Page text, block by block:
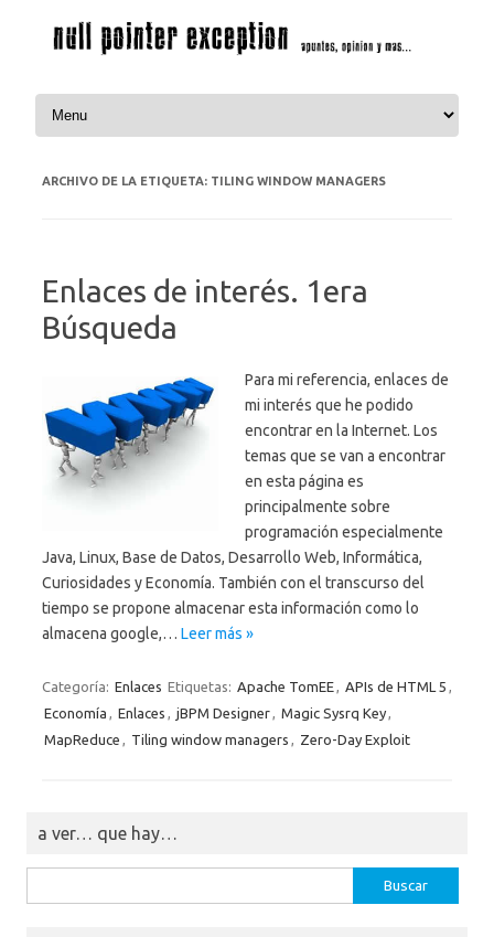
Saltar al contenido
ARCHIVO DE LA ETIQUETA: TILING WINDOW MANAGERS
Enlaces de interés. 1era
Búsqueda
Para mi referencia, enlaces de
mi interés que he podido
encontrar en la Internet. Los
temas que se van a encontrar
en esta página es
principalmente sobre
programación especialmente
Java, Linux, Base de Datos, Desarrollo Web, Informática,
Curiosidades y Economía. También con el transcurso del
tiempo se propone almacenar esta información como lo
almacena google,… Leer más »
Categoría: Enlaces Etiquetas: Apache TomEE, APIs de HTML 5 ,
Economía , Enlaces , jBPM Designer, Magic Sysrq Key,
MapReduce , Tiling window managers , Zero-Day Exploit
a ver… que hay…